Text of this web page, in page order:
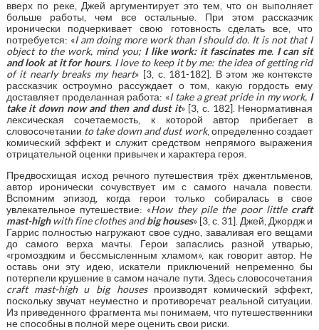
вверх по реке, Джей аргументирует это тем, что он выполняет
больше работы, чем все остальные. При этом рассказчик
иронически подчеркивает свою готовность сделать все, что
потребуется: «I am doing more work than I should do. It is not that I
object to the work, mind you; I like work: it fascinates me. I can sit
and look at it for hours. I love to keep it by me: the idea of getting rid
of it nearly breaks my heart» [3, с. 181-182]. В этом же контексте
рассказчик остроумно рассуждает о том, какую гордость ему
доставляет проделанная работа: «I take a great pride in my work, I
take it down now and then and dust it» [3, с. 182]. Ненормативная
лексическая сочетаемость, к которой автор прибегает в
словосочетании to take down and dust work, определенно создает
комический эффект и служит средством непрямого выражения
отрицательной оценки привычек и характера героя.
Предвосхищая исход речного путешествия трёх джентльменов,
автор иронически сочувствует им с самого начала повести.
Вспомним эпизод, когда герои только собиралась в свое
увлекательное путешествие: «How they pile the poor little craft
mast-highwith fine clothes andbig houses» [3, с. 31]. Джей, Джордж и
Гаррис полностью нагружают свое судно, заваливая его вещами
до самого верха мачты. Герои запаслись разной утварью,
«громоздким и бессмысленным хламом», как говорит автор. Не
оставь они эту идею, искатели приключений непременно бы
потерпели крушение в самом начале пути. Здесь словосочетания
craft mast-high и big housesпроизводят комический эффект,
поскольку звучат неуместно и противоречат реальной ситуации.
Из приведенного фрагмента мы понимаем, что путешественники
не способны в полной мере оценить свои риски.